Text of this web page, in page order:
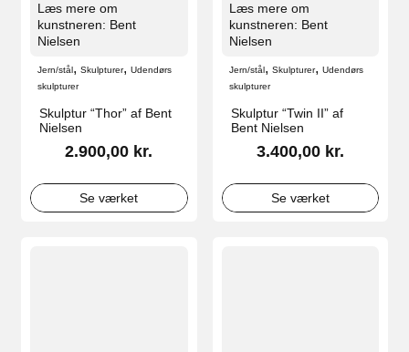
Læs mere om
kunstneren: Bent
Nielsen
Jern/stål,Skulpturer,Udendørs
skulpturer
Skulptur “Thor” af Bent
Nielsen
2.900,00 kr.
Se værket
Læs mere om
kunstneren: Bent
Nielsen
Jern/stål, Skulpturer, Udendørs
skulpturer
Skulptur “Twin II” af
Bent Nielsen
3.400,00 kr.
Se værket